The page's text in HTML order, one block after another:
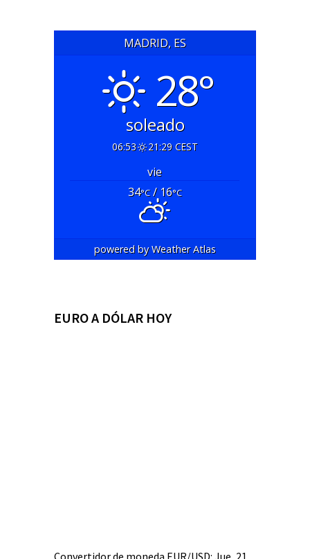
MADRID, ES
28°
soleado
06:53 21:29 CEST
vie
34°C/ 16°C
powered byWeather Atlas
EURO A DÓLAR HOY
Convertidor de moneda EUR/USD: Jue, 21